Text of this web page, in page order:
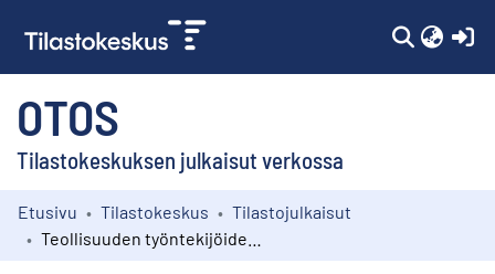
OTOS
Tilastokeskuksen julkaisut verkossa
Kokoelmat
Etusivu Tilastokeskus
Tilastojulkaisut